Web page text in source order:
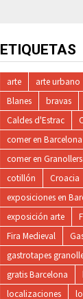
ETIQUETAS
arte arte urbano
Blanes
bravas
Caldes d'Estrac
comer en Barcelona
comer en Granollers
cotillón
Croacia
exposiciones en
exposición arte
Fira Medieval
gastrotapes
gratis Barcelona
localizaciones